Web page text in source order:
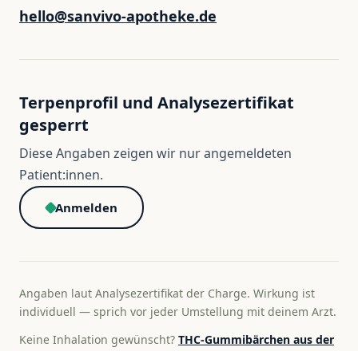
hello@sanvivo-apotheke.de
Terpenprofil und Analysezertifikat
gesperrt
Diese Angaben zeigen wir nur angemeldeten
Patient:innen.
Anmelden
Angaben laut Analysezertifikat der Charge. Wirkung ist
individuell — sprich vor jeder Umstellung mit deinem Arzt.
Keine Inhalation gewünscht? THC-Gummibärchen aus der